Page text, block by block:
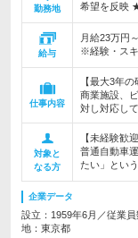
勤務地
希望を反映
給与
月給23万円
※経験・ス
仕事内容
【最大3年
商業施設、
対し対応し
対象と
なる方
【未経験歓
普通自動車
たい」とい
企業データ
設立：1959年6月／従業
地：東京都